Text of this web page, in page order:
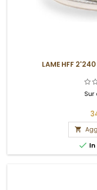
LAME HFF

